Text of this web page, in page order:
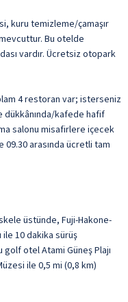
kuru temizleme/çamaşır
Bu otelde
vardır. Ücretsiz otopark
4 restoran var; isterseniz
dükkânında/kafede hafif
salonu misafirlere içecek
arasında ücretli tam
üstünde, Fuji-Hakone-
ile 10 dakika sürüş
otel Atami Güneş Plajı
ile 0,5 mi (0,8 km)